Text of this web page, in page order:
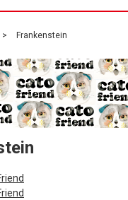
Frankenstein